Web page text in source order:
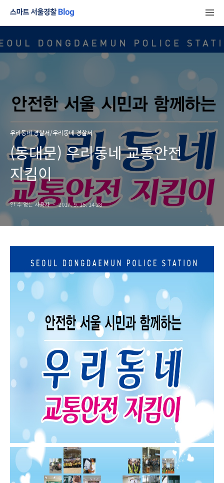
우리동네 경찰서/우리동네 경찰서
(동대문) 우리동네 교통안전
지킴이
알 수 없는 사용자 2017. 9. 15. 14:28